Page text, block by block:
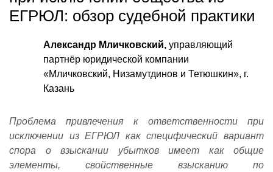
ЕГРЮЛ: обзор судебной практики
Александр Мличковский, управляющий
партнёр юридической компании
«Мличковский, Низамутдинов и Тетюшкин», г.
Казань
Проблема привлечения к ответственности при
исключении из ЕГРЮЛ как специфический вариант
спора о взыскании убытков имеет как общие
элементы, свойственные взысканию по